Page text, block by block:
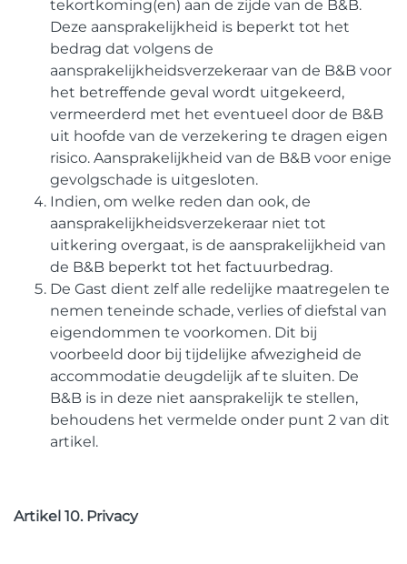
tekortkoming(en) aan de zijde van de B&B.
Deze aansprakelijkheid is beperkt tot het
bedrag dat volgens de
aansprakelijkheidsverzekeraar van de B&B voor
het betreffende geval wordt uitgekeerd,
vermeerderd met het eventueel door de B&B
uit hoofde van de verzekering te dragen eigen
risico. Aansprakelijkheid van de B&B voor enige
gevolgschade is uitgesloten.
Indien, om welke reden dan ook, de
aansprakelijkheidsverzekeraar niet tot
uitkering overgaat, is de aansprakelijkheid van
de B&B beperkt tot het factuurbedrag.
De Gast dient zelf alle redelijke maatregelen te
nemen teneinde schade, verlies of diefstal van
eigendommen te voorkomen. Dit bij
voorbeeld door bij tijdelijke afwezigheid de
accommodatie deugdelijk af te sluiten. De
B&B is in deze niet aansprakelijk te stellen,
behoudens het vermelde onder punt 2 van dit
artikel.
Artikel 10. Privacy